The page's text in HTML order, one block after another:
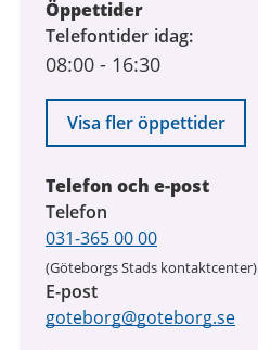
Öppettider
Telefontider idag
08:00 - 16:30
Visa fler öppettider
Telefon och e-post
Telefon
031-365 00 00
(Göteborgs Stads kontaktcenter)
E-post
goteborg@goteborg.se